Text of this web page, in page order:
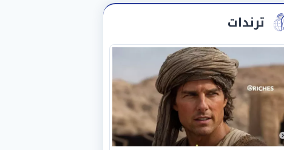
ترندات